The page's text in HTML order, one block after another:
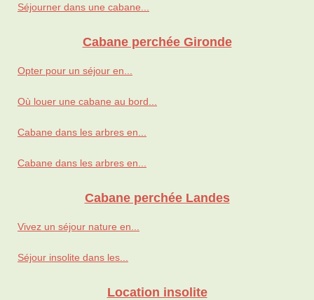
Séjourner dans une cabane...
Cabane perchée Gironde
Opter pour un séjour en...
Où louer une cabane au bord...
Cabane dans les arbres en...
Cabane dans les arbres en...
Cabane perchée Landes
Vivez un séjour nature en...
Séjour insolite dans les...
Location insolite